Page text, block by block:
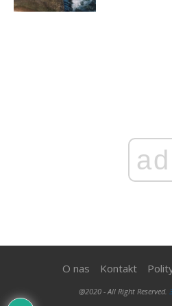
ad
O nas Kontakt
@2020 - All Right Reserved.